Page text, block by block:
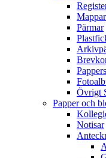
Mappar
Pärmar
Övrigt
Papper och
Notisar